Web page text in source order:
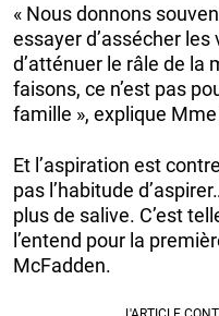
« Nous donnons
essayer d’assécher
d’atténuer le râle de la
faisons, ce n’est pas
famille », explique
Et l’aspiration est
pas l’habitude
plus de salive. C’est
l’entend pour la
McFadden.